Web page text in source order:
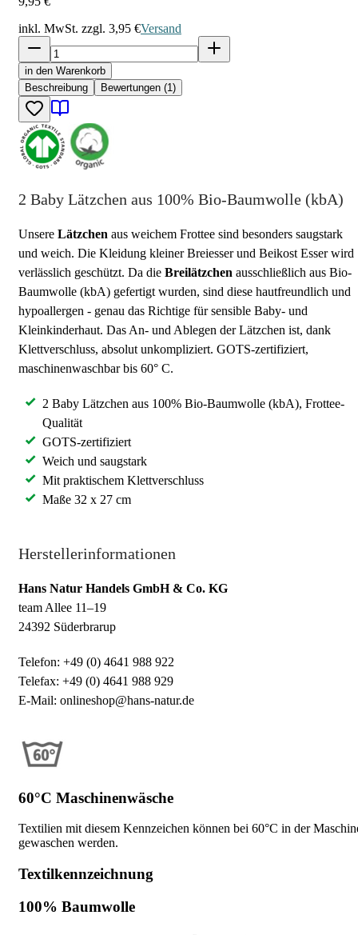
inkl. MwSt. zzgl. 3,95 €Versand
in den Warenkorb
Beschreibung
Bewertungen (1)
2 Baby Lätzchen aus 100% Bio-Baumwolle (kbA)
Unsere Lätzchen aus weichem Frottee sind besonders saugstark
und weich. Die Kleidung kleiner Breiesser und Beikost Esser wird
verlässlich geschützt. Da die Breilätzchen ausschließlich aus Bio-
Baumwolle (kbA) gefertigt wurden, sind diese hautfreundlich und
hypoallergen - genau das Richtige für sensible Baby- und
Kleinkinderhaut. Das An- und Ablegen der Lätzchen ist, dank
Klettverschluss, absolut unkompliziert. GOTS-zertifiziert,
maschinenwaschbar bis 60° C.
2 Baby Lätzchen aus 100% Bio-Baumwolle (kbA), Frottee-
Qualität
GOTS-zertifiziert
Weich und saugstark
Mit praktischem Klettverschluss
Maße 32 x 27 cm
Herstellerinformationen
Hans Natur Handels GmbH & Co. KG
team Allee 11–19
24392 Süderbrarup
Telefon: +49 (0) 4641 988 922
Telefax: +49 (0) 4641 988 929
E-Mail: onlineshop@hans-natur.de
60°C Maschinenwäsche
Textilien mit diesem Kennzeichen können bei 60°C in der
gewaschen werden.
Textilkennzeichnung
100% Baumwolle